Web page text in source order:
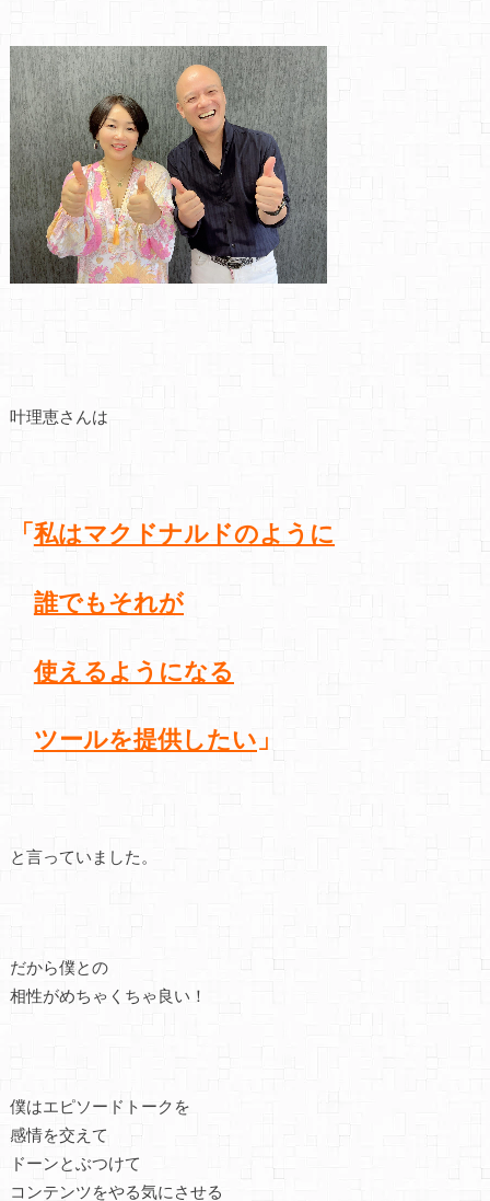
叶理恵さんは
「私はマクドナルドのように
誰でもそれが
使えるようになる
ツールを提供したい 」
と言っていました。
だから僕との
相性がめちゃくちゃ良い！
僕はエピソードトークを
感情を交えて
ドーンとぶつけて
コンテンツをやる気にさせる